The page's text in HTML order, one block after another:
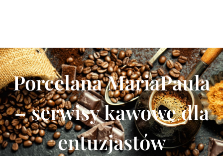
Porcelana MariaPaula
– serwisy kawowe dla
entuzjastów